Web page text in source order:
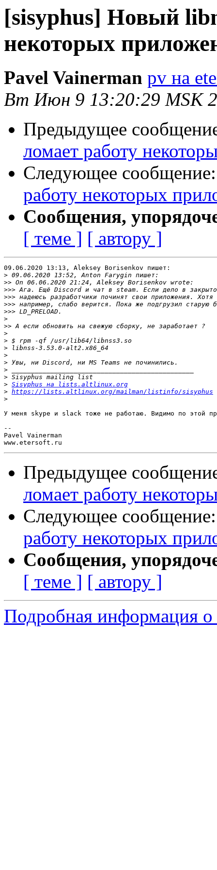
[sisyphus] Новый
некоторых
Pavel Vainerman pv на
Вт Июн 9 13:20:29 MSK
Предыдущее
ломает работу
Следующее
работу некоторых
Сообщения,
[ теме ] [ автору ]
09.06.2020 13:13, Aleksey Borisenkov пишет:
>
>>
>>>
>>>
>>>
>>>
>
>>
>
>
>
>
>
>
>
> Sisyphus на lists.altlinux.org
> https://lists.altlinux.org/mailman/listinfo/sisyphus
>
У меня skype и slack тоже не работаю. Видимо по этой
--
Pavel Vainerman
Предыдущее
ломает работу
Следующее
работу некоторых
Сообщения,
[ теме ] [ автору ]
Подробная информация о